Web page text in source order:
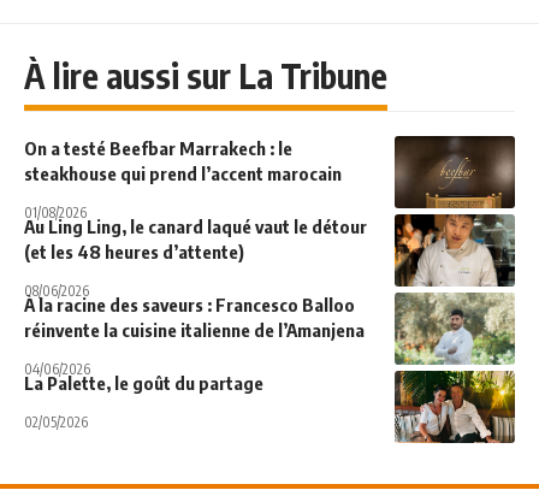
À lire aussi sur La Tribune
On a testé Beefbar Marrakech : le
steakhouse qui prend l’accent marocain
01/08/2026
Au Ling Ling, le canard laqué vaut le détour
(et les 48 heures d’attente)
08/06/2026
À la racine des saveurs : Francesco Balloo
réinvente la cuisine italienne de l’Amanjena
04/06/2026
La Palette, le goût du partage
02/05/2026